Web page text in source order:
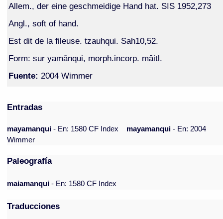
Allem., der eine geschmeidige Hand hat. SIS 1952,273
Angl., soft of hand.
Est dit de la fileuse. tzauhqui. Sah10,52.
Form: sur yamânqui, morph.incorp. mâitl.
Fuente: 2004 Wimmer
Entradas
mayamanqui- En: 1580 CF Index mayamanqui- En: 2004
Wimmer
Paleografía
maiamanqui - En: 1580 CF Index
Traducciones